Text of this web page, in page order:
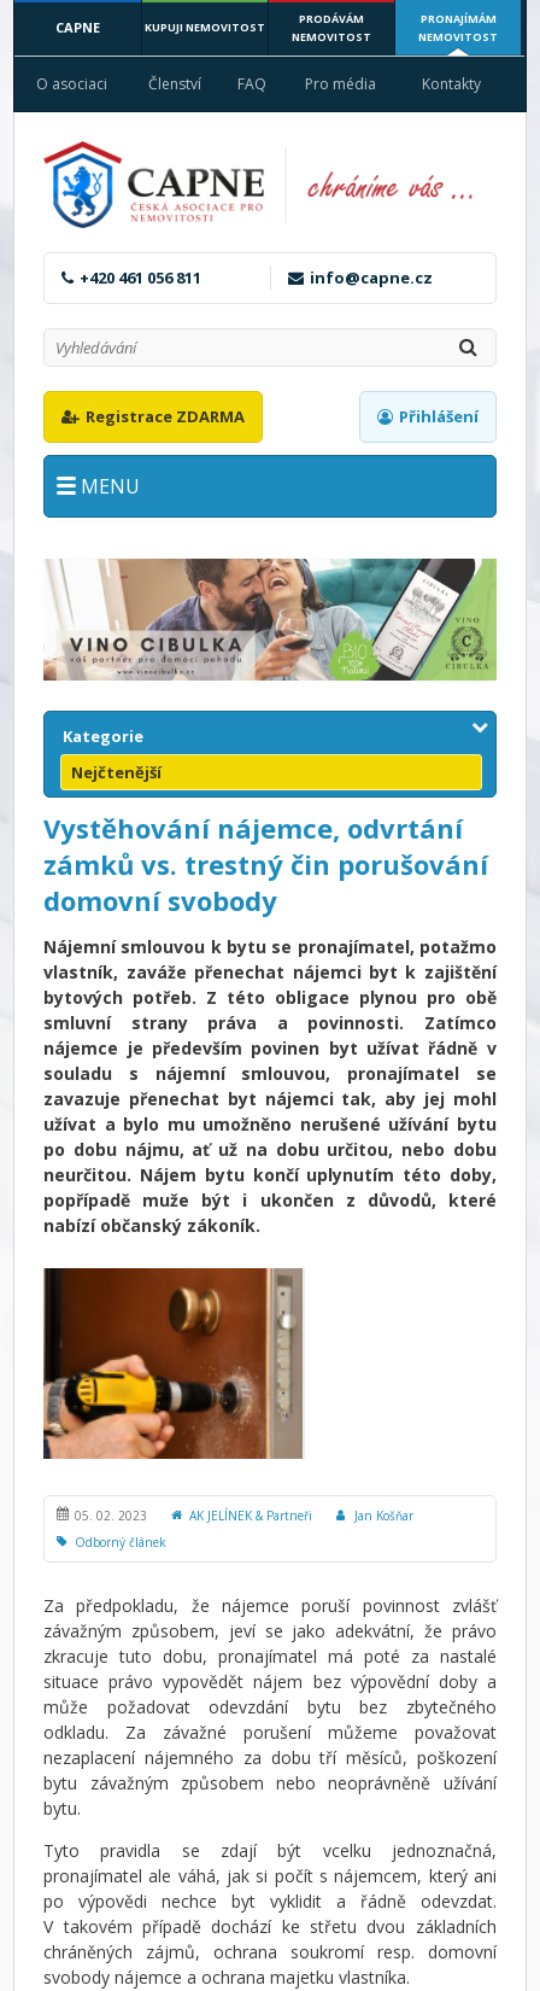
CAPNE KUPUJI NEMOVITOST
PRODÁVÁM
NEMOVITOST
PRONAJÍMÁM
NEMOVITOST
O asociaci Členství FAQ Pro média Kontakty
+420 461 056 811 info@capne.cz
Registrace ZDARMA Přihlášení
MENU
Kategorie
Nejčtenější
Vystěhování nájemce, odvrtání
zámků vs. trestný čin porušování
domovní svobody
Nájemní smlouvou k bytu se pronajímatel, potažmo
vlastník, zaváže přenechat nájemci byt k zajištění
bytových potřeb. Z této obligace plynou pro obě
smluvní strany práva a povinnosti. Zatímco
nájemce je především povinen byt užívat řádně v
souladu s nájemní smlouvou, pronajímatel se
zavazuje přenechat byt nájemci tak, aby jej mohl
užívat a bylo mu umožněno nerušené užívání bytu
po dobu nájmu, ať už na dobu určitou, nebo dobu
neurčitou. Nájem bytu končí uplynutím této doby,
popřípadě muže být i ukončen z důvodů, které
nabízí občanský zákoník.
05. 02. 2023 AK JELÍNEK & Partneři
Jan Košňar
Odborný článek
Za předpokladu, že nájemce poruší povinnost zvlášť
závažným způsobem, jeví se jako adekvátní, že právo
zkracuje tuto dobu, pronajímatel má poté za nastalé
situace právo vypovědět nájem bez výpovědní doby a
může požadovat odevzdání bytu bez zbytečného
odkladu. Za závažné porušení můžeme považovat
nezaplacení nájemného za dobu tří měsíců, poškození
bytu závažným způsobem nebo neoprávněně užívání
bytu.
Tyto pravidla se zdají být vcelku jednoznačná,
pronajímatel ale váhá, jak si počít s nájemcem, který ani
po výpovědi nechce byt vyklidit a řádně odevzdat.
V takovém případě dochází ke střetu dvou základních
chráněných zájmů, ochrana soukromí resp. domovní
svobody nájemce a ochrana majetku vlastníka.